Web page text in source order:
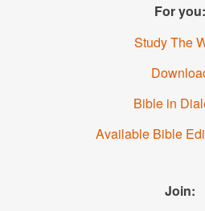
For you:
Study The
Bible in
Available Bible
Join: